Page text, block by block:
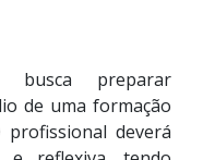
preparar
de uma formação
deverá